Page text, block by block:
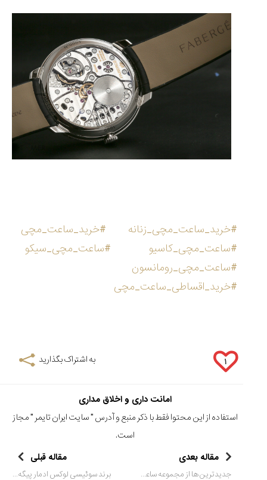
#خرید_ساعت_مچی_زنانه
#خرید_ساعت_مچی
#ساعت_مچی_کاسیو
#ساعت_مچی_سیکو
#ساعت_مچی_رومانسون
#خرید_اقساطی_ساعت_مچی
۱ به اشتراک بگذارید
امانت داری و اخلاق مداری
استفاده از این محتوا فقط با ذکر منبع و آدرس "سایت ایران تایمر " مجاز
است.
مقاله بعدی
جدیدترین ها از مجموعه ساعت های لوئیس اِرارد
مقاله قبلی
برند سوئیسی لوکس ادمار پیگه + ویدئو